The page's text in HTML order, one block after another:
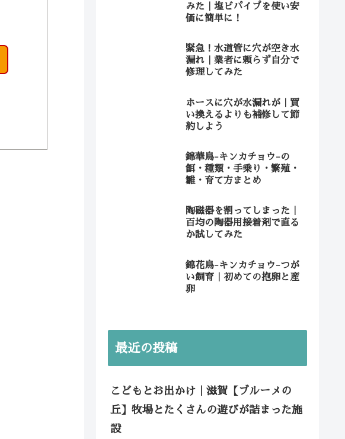
みた｜塩ビパイプを使い安
価に簡単に！
緊急！水道管に穴が空き水
漏れ｜業者に頼らず自分で
修理してみた
ホースに穴が水漏れが｜買
い換えるよりも補修して節
約しよう
錦華鳥-キンカチョウ-の
餌・種類・手乗り・繁殖・
雛・育て方まとめ
陶磁器を割ってしまった｜
百均の陶器用接着剤で直る
か試してみた
錦花鳥-キンカチョウ-つが
い飼育｜初めての抱卵と産
卵
最近の投稿
こどもとお出かけ｜滋賀【ブルーメの
丘】牧場とたくさんの遊びが詰まった施
設